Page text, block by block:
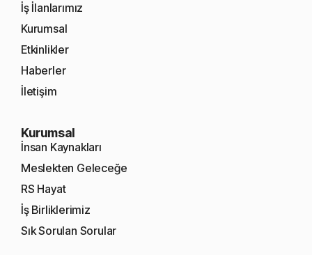
İş İlanlarımız
Kurumsal
Etkinlikler
Haberler
İletişim
Kurumsal
İnsan Kaynakları
Meslekten Geleceğe
RS Hayat
İş Birliklerimiz
Sık Sorulan Sorular